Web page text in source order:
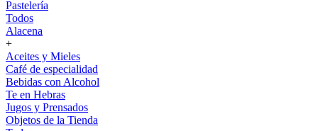
Pastelería
Todos
Alacena
+
Aceites y Mieles
Café de especialidad
Bebidas con Alcohol
Te en Hebras
Jugos y Prensados
Objetos de la Tienda